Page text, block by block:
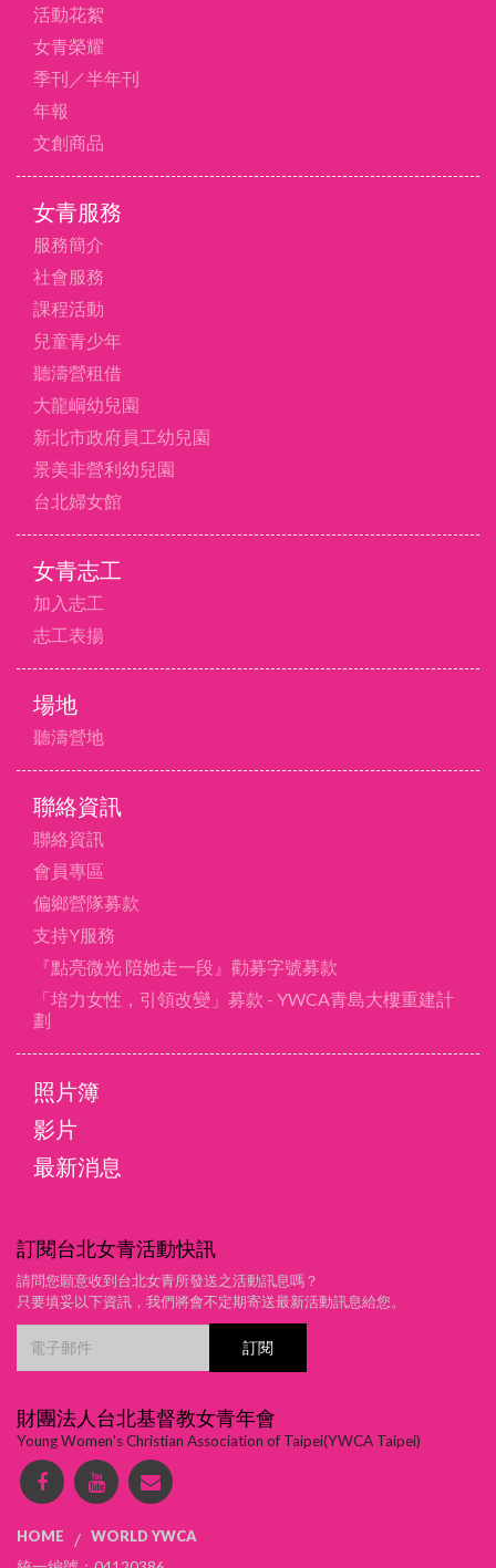
活動花絮
女青榮耀
季刊／半年刊
年報
文創商品
女青服務
服務簡介
社會服務
課程活動
兒童青少年
聽濤營租借
大龍峒幼兒園
新北市政府員工幼兒園
景美非營利幼兒園
台北婦女館
女青志工
加入志工
志工表揚
場地
聽濤營地
聯絡資訊
聯絡資訊
會員專區
偏鄉營隊募款
支持Y服務
『點亮微光 陪她走一段』勸募字號募款
「培力女性，引領改變」募款 - YWCA青島大樓重建計
劃
照片簿
影片
最新消息
訂閱台北女青活動快訊
請問您願意收到台北女青所發送之活動訊息嗎？
只要填妥以下資訊，我們將會不定期寄送最新活動訊息給您。
財團法人台北基督教女青年會
Young Women's Christian Association of Taipei(YWCA Taipei)
HOME / WORLD YWCA